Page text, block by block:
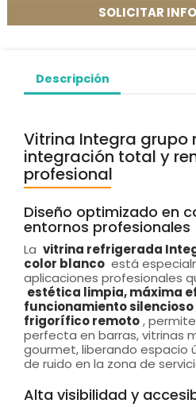
SOLICITAR
Descripción
Vitrina Integra grupo
integración total y
profesional
Diseño optimizado en
entornos profesionales
La vitrina refrigerada
color blanco está
aplicaciones profesionales
estética limpia, máxima
funcionamiento silencioso
frigorífico remoto,
perfecta en barras, vitrinas
gourmet, liberando espacio
de ruido en la zona de
Alta visibilidad y